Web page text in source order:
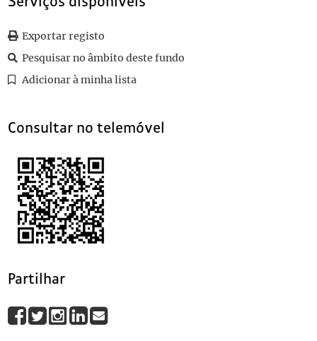
0014 Visita à República Popular da China
(...)
0018 Visita à República Popular da China
Exportar registo
Pesquisar no âmbito deste fundo
Adicionar à minha lista
Consultar no telemóvel
Partilhar